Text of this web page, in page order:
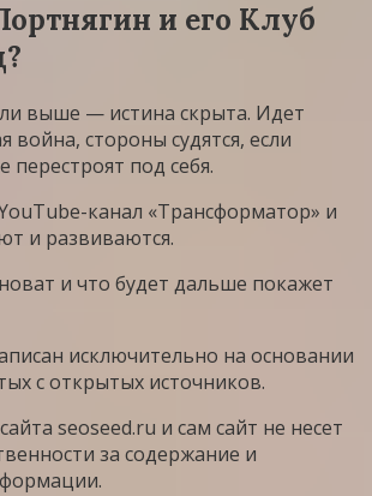
и его Клуб
выше — истина скрыта. Идет
стороны судятся, если
перестроят под себя.
канал «Трансформатор» и
и развиваются.
и что будет дальше покажет
исключительно на основании
с открытых источников.
seoseed.ru и сам сайт не несет
за содержание и